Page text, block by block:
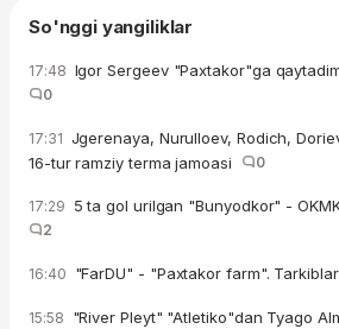
So'nggi yangiliklar
17:48 Igor Sergeev "Paxtakor"ga
0
17:31 Jgerenaya, Nurulloev, Rodich,
16-tur ramziy terma jamoasi
0
17:29 5 ta gol urilgan "Bunyodkor" -
2
16:40 "FarDU" - "Paxtakor farm".
15:58 "River Pleyt" "Atletiko"dan Tyago